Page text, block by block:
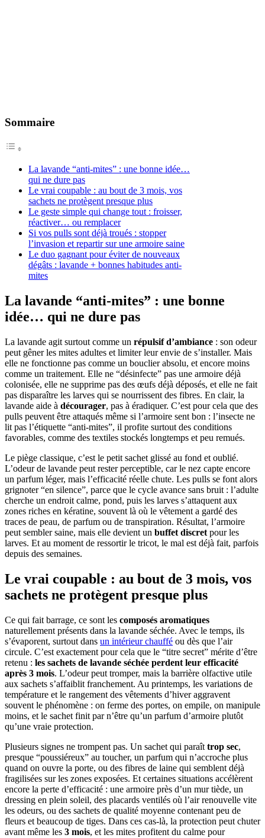
Sommaire
La lavande “anti-mites” : une bonne idée…
qui ne dure pas
Le vrai coupable : au bout de 3 mois, vos
sachets ne protègent presque plus
Le geste simple qui change tout : froisser,
réactiver… ou remplacer
Si vos pulls sont déjà troués : stopper
l’invasion et repartir sur une armoire saine
Le duo gagnant pour éviter de nouveaux
dégâts : lavande + bonnes habitudes anti-
mites
La lavande “anti-mites” : une bonne
idée… qui ne dure pas
La lavande agit surtout comme un répulsif d’ambiance : son odeur
peut gêner les mites adultes et limiter leur envie de s’installer. Mais
elle ne fonctionne pas comme un bouclier absolu, et encore moins
comme un traitement. Elle ne “désinfecte” pas une armoire déjà
colonisée, elle ne supprime pas des œufs déjà déposés, et elle ne fait
pas disparaître les larves qui se nourrissent des fibres. En clair, la
lavande aide à décourager, pas à éradiquer. C’est pour cela que des
pulls peuvent être attaqués même si l’armoire sent bon : l’insecte ne
lit pas l’étiquette “anti-mites”, il profite surtout des conditions
favorables, comme des textiles stockés longtemps et peu remués.
Le piège classique, c’est le petit sachet glissé au fond et oublié.
L’odeur de lavande peut rester perceptible, car le nez capte encore
un parfum léger, mais l’efficacité réelle chute. Les pulls se font alors
grignoter “en silence”, parce que le cycle avance sans bruit : l’adulte
cherche un endroit calme, pond, puis les larves s’attaquent aux
zones riches en kératine, souvent là où le vêtement a gardé des
traces de peau, de parfum ou de transpiration. Résultat, l’armoire
peut sembler saine, mais elle devient un buffet discret pour les
larves. Et au moment de ressortir le tricot, le mal est déjà fait, parfois
depuis des semaines.
Le vrai coupable : au bout de 3 mois, vos
sachets ne protègent presque plus
Ce qui fait barrage, ce sont les composés aromatiques
naturellement présents dans la lavande séchée. Avec le temps, ils
s’évaporent, surtout dans un intérieur chauffé ou dès que l’air
circule. C’est exactement pour cela que le “titre secret” mérite d’être
retenu : les sachets de lavande séchée perdent leur efficacité
après 3 mois. L’odeur peut tromper, mais la barrière olfactive utile
aux sachets s’affaiblit franchement. Au printemps, les variations de
température et le rangement des vêtements d’hiver aggravent
souvent le phénomène : on ferme des portes, on empile, on manipule
moins, et le sachet finit par n’être qu’un parfum d’armoire plutôt
qu’une vraie protection.
Plusieurs signes ne trompent pas. Un sachet qui paraît trop sec,
presque “poussiéreux” au toucher, un parfum qui n’accroche plus
quand on ouvre la porte, ou des fibres de laine qui semblent déjà
fragilisées sur les zones exposées. Et certaines situations accélèrent
encore la perte d’efficacité : une armoire près d’un mur tiède, un
dressing en plein soleil, des placards ventilés où l’air renouvelle vite
les odeurs, ou des sachets de qualité moyenne contenant peu de
fleurs et beaucoup de tiges. Dans ces cas-là, la protection peut chuter
avant même les 3 mois, et les mites profitent du calme pour